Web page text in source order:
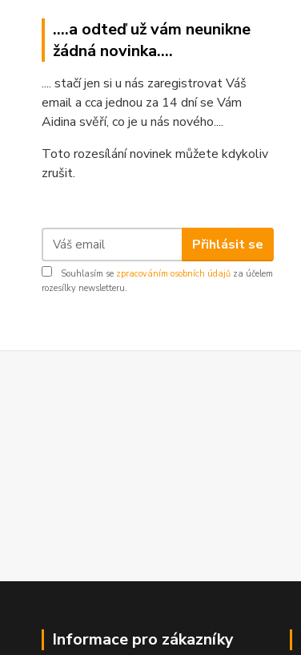
....a odteď už vám neunikne
žádná novinka....
.... stačí jen si u nás zaregistrovat Váš
email a cca jednou za 14 dní se Vám
Aidina svěří, co je u nás nového....
Toto rozesílání novinek můžete kdykoliv
zrušit.
Přihlásit se
Souhlasím se zpracováním osobních údajů za účelem
rozesílky newsletteru.
Informace pro zákazníky